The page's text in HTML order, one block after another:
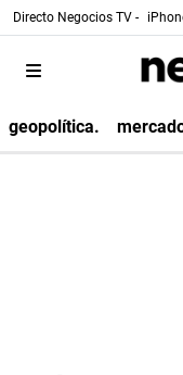
Directo Negocios TV -
geopolítica.